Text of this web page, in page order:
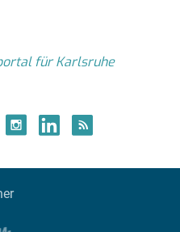
für Karlsruhe